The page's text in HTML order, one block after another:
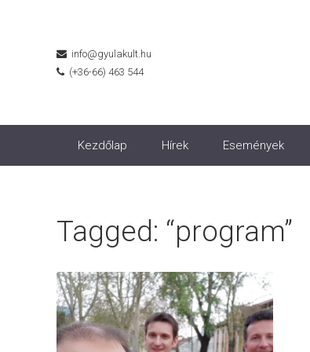
info@gyulakult.hu
(+36-66) 463 544
Kezdőlap Hírek Események
Tagged: “program”